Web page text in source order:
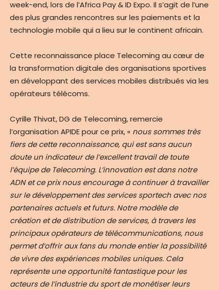
week-end, lors de l’Africa Pay & ID Expo. Il s’agit de l’une
des plus grandes rencontres sur les paiements et la
technologie mobile qui a lieu sur le continent africain.
Cette reconnaissance place Telecoming au cœur de
la transformation digitale des organisations sportives
en développant des services mobiles distribués via les
opérateurs télécoms.
Cyrille Thivat, DG de Telecoming, remercie
l’organisation APIDE pour ce prix, « nous sommes très
fiers de cette reconnaissance, qui est sans aucun
doute un indicateur de l’excellent travail de toute
l’équipe de Telecoming. L’innovation est dans notre
ADN et ce prix nous encourage à continuer à travailler
sur le développement des services sportech avec nos
partenaires actuels et futurs. Notre modèle de
création et de distribution de services, à travers les
principaux opérateurs de télécommunications, nous
permet d’offrir aux fans du monde entier la possibilité
de vivre des expériences mobiles uniques. Cela
représente une opportunité fantastique pour les
acteurs de l’industrie du sport de monétiser leurs